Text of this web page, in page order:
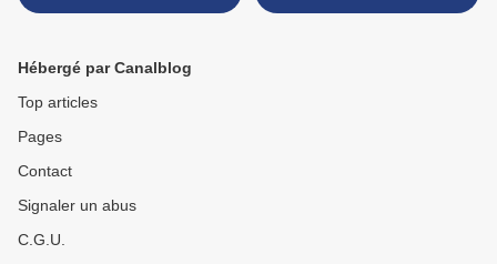
miel de Sicile ou comment
Hébergé par Canalblog
Top articles
Pages
Contact
Signaler un abus
C.G.U.